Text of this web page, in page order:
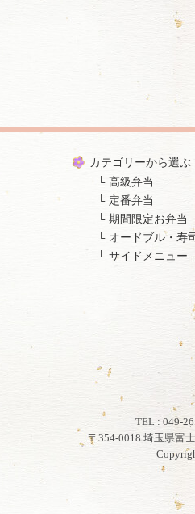
カテゴリーから選ぶ
高級弁当
定番弁当
期間限定お弁当
オードブル・寿
サイドメニュー
TEL : 049-
〒354-0018 埼玉県富